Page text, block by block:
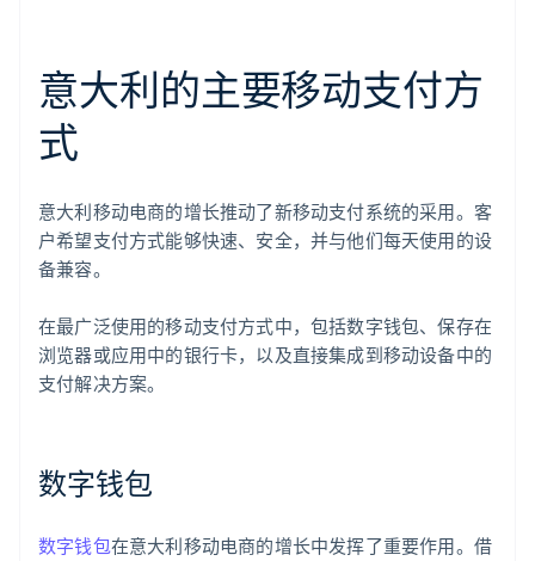
意大利的主要移动支付方
式
意大利移动电商的增长推动了新移动支付系统的采用。客
户希望支付方式能够快速、安全，并与他们每天使用的设
备兼容。
在最广泛使用的移动支付方式中，包括数字钱包、保存在
浏览器或应用中的银行卡，以及直接集成到移动设备中的
支付解决方案。
数字钱包
数字钱包在意大利移动电商的增长中发挥了重要作用。借